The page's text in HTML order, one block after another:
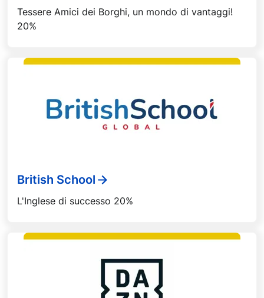
Tessere Amici dei Borghi, un mondo di vantaggi!
20%
British School
L'Inglese di successo 20%